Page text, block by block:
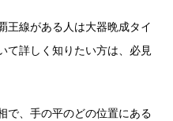
王線がある人は大器晩成タイ
て詳しく知りたい方は、必見
で、手の平のどの位置にある